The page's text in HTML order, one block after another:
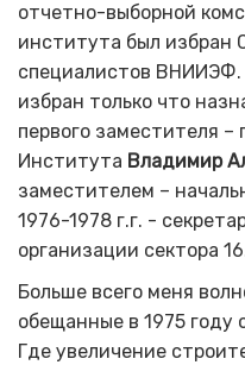
отчетно-выборной
института был избран
специалистов
избран только что
первого заместителя –
Института Владимир
заместителем –
1976-1978 г.г. -
организации сектора
Больше всего меня
обещанные в 1975
Где увеличение